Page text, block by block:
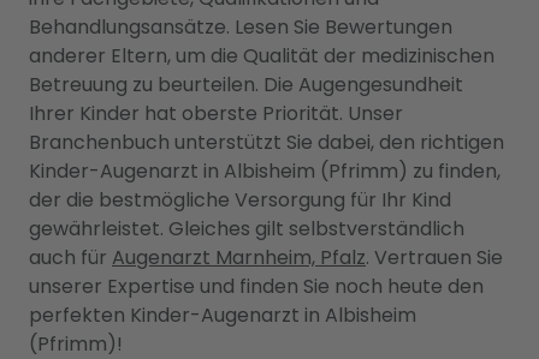
Behandlungsansätze. Lesen Sie Bewertungen
anderer Eltern, um die Qualität der medizinischen
Betreuung zu beurteilen. Die Augengesundheit
Ihrer Kinder hat oberste Priorität. Unser
Branchenbuch unterstützt Sie dabei, den richtigen
Kinder-Augenarzt in Albisheim (Pfrimm) zu finden,
der die bestmögliche Versorgung für Ihr Kind
gewährleistet. Gleiches gilt selbstverständlich
auch für Augenarzt Marnheim, Pfalz. Vertrauen Sie
unserer Expertise und finden Sie noch heute den
perfekten Kinder-Augenarzt in Albisheim
(Pfrimm)!